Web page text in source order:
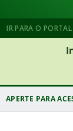
IR PARA O